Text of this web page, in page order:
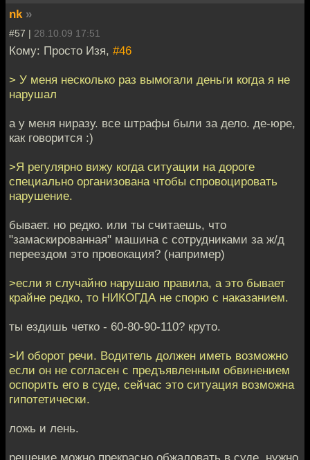
nk »
#57 | 28.10.09 17:51
Кому: Просто Изя, #46
> У меня несколько раз вымогали деньги когда я не
нарушал
а у меня ниразу. все штрафы были за дело. де-юре,
как говорится :)
>Я регулярно вижу когда ситуации на дороге
специально организована чтобы спровоцировать
нарушение.
бывает. но редко. или ты считаешь, что
"замаскированная" машина с сотрудниками за ж/д
переездом это провокация? (например)
>если я случайно нарушаю правила, а это бывает
крайне редко, то НИКОГДА не спорю с наказанием.
ты ездишь четко - 60-80-90-110? круто.
>И оборот речи. Водитель должен иметь возможно
если он не согласен с предъявленным обвинением
оспорить его в суде, сейчас это ситуация возможна
гипотетически.
ложь и лень.
решение можно прекрасно обжаловать в суде. нужно